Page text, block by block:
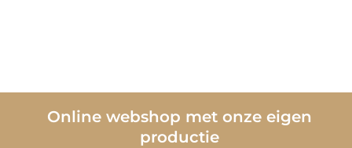
Online webshop met onze eigen
productie